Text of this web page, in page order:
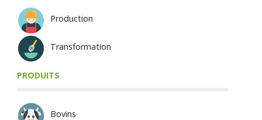
Production
Transformation
PRODUITS
Bovins